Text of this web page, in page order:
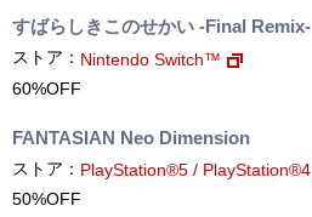
すばらしきこのせかい -Final Remix-
ストア： Nintendo Switch™
60%OFF
FANTASIAN Neo Dimension
ストア： PlayStation®5 / PlayStation®4
50%OFF